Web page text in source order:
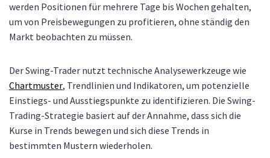
werden Positionen für mehrere Tage bis Wochen gehalten,
um von Preisbewegungen zu profitieren, ohne ständig den
Markt beobachten zu müssen.
Der Swing-Trader nutzt technische Analysewerkzeuge wie
Chartmuster, Trendlinien und Indikatoren, um potenzielle
Einstiegs- und Ausstiegspunkte zu identifizieren. Die Swing-
Trading-Strategie basiert auf der Annahme, dass sich die
Kurse in Trends bewegen und sich diese Trends in
bestimmten Mustern wiederholen.